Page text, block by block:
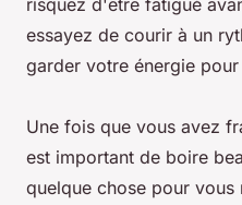
essayez de courir à un
garder votre énergie
Une fois que vous avez
est important de boire
quelque chose pour vous